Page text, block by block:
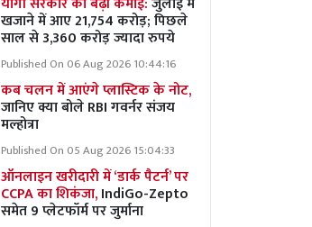
खजाने में आए 21,754 करोड़; पिछले
साल से 3,360 करोड़ ज्यादा रुपये
Published On 06 Aug 2026 10:44:16
कब चलन में आएंगे प्लास्टिक के नोट,
जानिए क्या बोले RBI गवर्नर संजय
मल्होत्रा
Published On 05 Aug 2026 15:04:33
ऑनलाइन खरीदारी में ‘डार्क पैटर्न’ पर
CCPA का शिकंजा,IndiGo-Zepto
समेत 9 प्लेटफॉर्म पर जुर्माना